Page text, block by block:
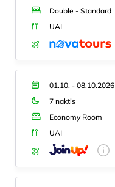
Double - Standard
UAI
01.10. - 08.10.2026
7 naktis
Economy Room
UAI